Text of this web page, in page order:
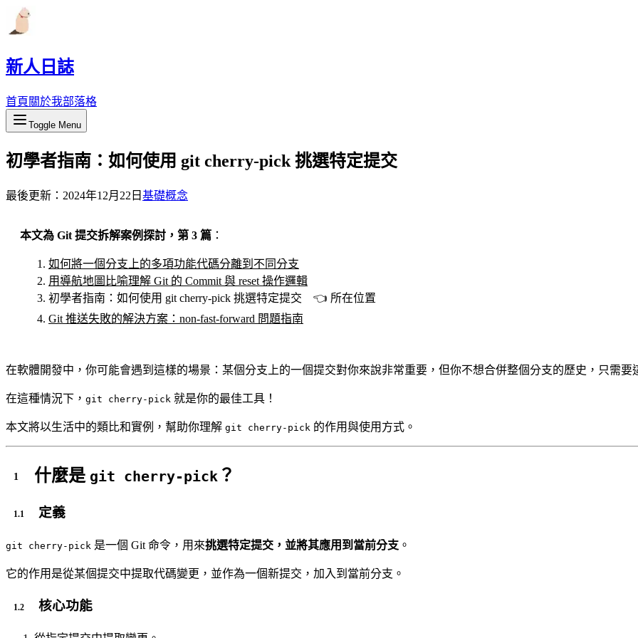
新人日誌
首頁 關於我部落格
Toggle Menu
初學者指南：如何使用 git cherry-pick 挑選特定提交
最後更新： 2024年12月22日 基礎概念
本文為 Git 提交拆解案例探討，第 3 篇 ：
如何將一個分支上的多項功能代碼分離到不同分支
用導航地圖比喻理解 Git 的 Commit 與 reset 操作邏輯
初學者指南：如何使用 git cherry-pick 挑選特定提交 👈 所在位置
Git 推送失敗的解決方案：non-fast-forward 問題指南
在軟體開發中，你可能會遇到這樣的場景：某個分支上的一個提交對你來說非常重要，但你不想合併整個分支的歷史，只需要
在這種情況下， git cherry-pick 就是你的最佳工具！
本文將以生活中的類比和實例，幫助你理解 git cherry-pick 的作用與使用方式。
什麼是 git cherry-pick ？
定義
git cherry-pick 是一個 Git 命令，用來挑選特定提交，並將其應用到當前分支 。
它的作用是從某個提交中提取代碼變更，並作為一個新提交，加入到當前分支。
核心功能